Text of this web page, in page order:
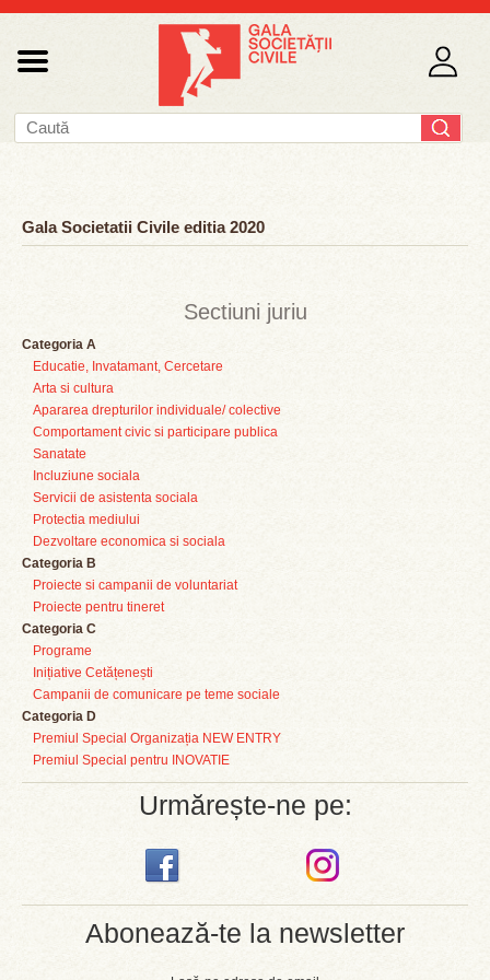
Sectiuni juriu
Categoria A
Educatie, Invatamant, Cercetare
Arta si cultura
Apararea drepturilor individuale/ colective
Comportament civic si participare publica
Sanatate
Incluziune sociala
Servicii de asistenta sociala
Protectia mediului
Dezvoltare economica si sociala
Categoria B
Proiecte si campanii de voluntariat
Proiecte pentru tineret
Categoria C
Programe
Inițiative Cetățenești
Campanii de comunicare pe teme sociale
Categoria D
Premiul Special Organizația NEW ENTRY
Premiul Special pentru INOVATIE
Urmărește-ne pe:
Abonează-te la newsletter
Gala Societatii Civile editia 2020